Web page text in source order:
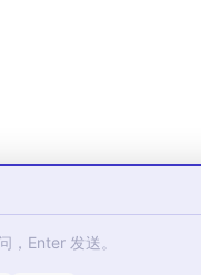
，以巩固论证的根基
真实案例来验证效果
及AI技术的适配性（